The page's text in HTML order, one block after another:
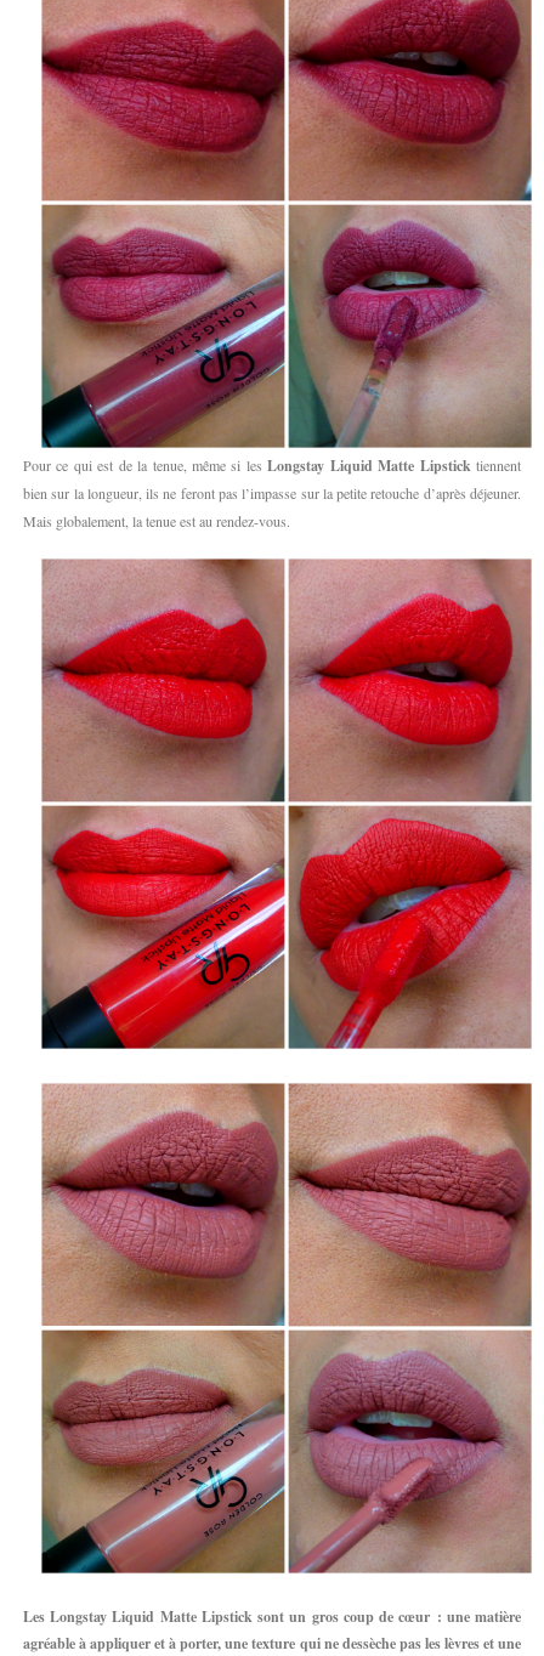
Pour ce qui est de la tenue, même si lesLongstay Liquid Matte Lipstick tiennent
bien sur la longueur, ils ne feront pas l’impasse sur la petite retouche d’après déjeuner.
Mais globalement, la tenue est au rendez-vous.
LesLongstay Liquid Matte Lipstick sont un gros coup de cœur : une matière
agréable à appliquer et à porter, une texture qui ne dessèche pas les lèvres et une